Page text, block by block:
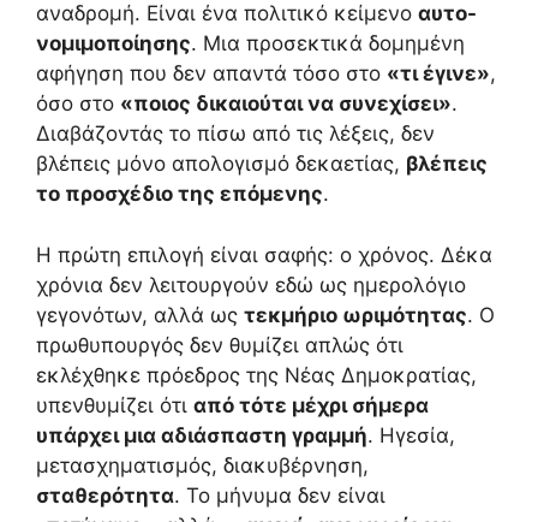
αναδρομή. Είναι ένα πολιτικό κείμενο αυτο-
νομιμοποίησης. Μια προσεκτικά δομημένη
αφήγηση που δεν απαντά τόσο στο «τι έγινε»,
όσο στο «ποιος δικαιούται να συνεχίσει».
Διαβάζοντάς το πίσω από τις λέξεις, δεν
βλέπεις μόνο απολογισμό δεκαετίας, βλέπεις
το προσχέδιο της επόμενης.
Η πρώτη επιλογή είναι σαφής: ο χρόνος. Δέκα
χρόνια δεν λειτουργούν εδώ ως ημερολόγιο
γεγονότων, αλλά ως τεκμήριο ωριμότητας. Ο
πρωθυπουργός δεν θυμίζει απλώς ότι
εκλέχθηκε πρόεδρος της Νέας Δημοκρατίας,
υπενθυμίζει ότι από τότε μέχρι σήμερα
υπάρχει μια αδιάσπαστη γραμμή. Ηγεσία,
μετασχηματισμός, διακυβέρνηση,
σταθερότητα. Το μήνυμα δεν είναι